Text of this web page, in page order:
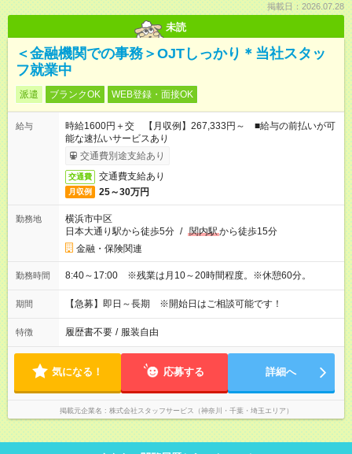
掲載日：2026.07.28
未読
＜金融機関での事務＞OJTしっかり＊当社スタッ
フ就業中
派遣 ブランクOK WEB登録・面接OK
給与
時給1600円＋交 【月収例】267,333円～ ■給与の前払いが可
能な速払いサービスあり
交通費別途支給あり
交通費 交通費支給あり
月収例 25～30万円
勤務地
横浜市中区
日本大通り駅から徒歩5分 / 関内駅から徒歩15分
金融・保険関連
勤務時間 8:40～17:00 ※残業は月10～20時間程度。※休憩60分。
期間 【急募】即日～長期 ※開始日はご相談可能です！
特徴 履歴書不要 / 服装自由
気になる！ 応募する 詳細へ
掲載元企業名 株式会社スタッフサービス（神奈川・千葉・埼玉エリア）